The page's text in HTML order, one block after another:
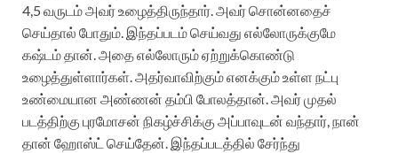
4,5 வருடம் அவர் உழைத்திருந்தார். அவர் சொன்னதைச்
செய்தால் போதும். இந்தப்படம் செய்வது எல்லோருக்குமே
கஷ்டம் தான். அதை எல்லோரும் ஏற்றுக்கொண்டு
உழைத்துள்ளார்கள். அதர்வாவிற்கும் எனக்கும் உள்ள நட்பு
உண்மையான அண்ணன் தம்பி போலத்தான். அவர் முதல்
படத்திற்கு புரமோசன் நிகழ்ச்சிக்கு அப்பாவுடன் வந்தார், நான்
தான் ஹோஸ்ட் செய்தேன். இந்தப்படத்தில் சேர்ந்து